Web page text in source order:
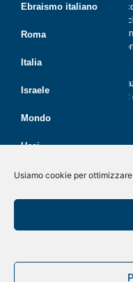
Usiamo cookie per
Ebraismo italiano
Roma
Italia
Israele
Mondo
Ucei
CER
Giovani
Economia
ebraica di Roma. Riflessi si
il dialogo tra le comunità
promuovere la cultura
crescita delle nuove
italiano.
Le opinioni espresse dalla
nessuna lista presente in
Rivista